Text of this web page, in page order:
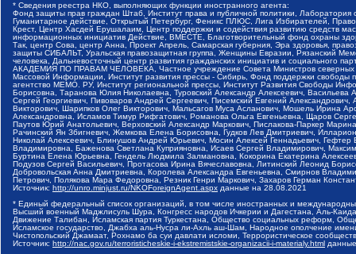
* Сведения реестра НКО, выполняющих функции иностранного агента:
Фонд защиты прав граждан Штаб, Институт права и публичной политики,
Гуманитарное действие, Открытый Петербург, Феникс ПЛЮС, Лига Избирателей,
Крест, Центр Хасдей Ерушалаим, Центр поддержки и содействия развитию средств
информационных инициатив Действие, ВМЕСТЕ, Благотворительный фонд охраны
Так, центр Сова, центр Анна, Проект Апрель, Самарская губерния, Эра здоровья,
защиты СИБАЛЬТ, Уральская правозащитная группа, Женщины Евразии, Рязанский
человека, Дальневосточный центр развития гражданских инициатив и социального
АКАДЕМИЯ ПО ПРАВАМ ЧЕЛОВЕКА, Частное учреждение Совета Министров северных
Массовой Информации, Институт развития прессы - Сибирь, Фонд поддержки
агентство МЕМО. РУ, Институт региональной прессы, Институт Развития Свободы
Борисовна, Таранова Юлия Николаевна, Туровский Александр Алексеевич,
Сергей Георгиевич, Пивоваров Андрей Сергеевич, Писемский Евгений
Викторович, Шарипков Олег Викторович, Мальсагов Муса Асланович, Мошель Ирина
Александровна, Исламов Тимур Рифгатович, Романова Ольга Евгеньевна, Щаров
Паутов Юрий Анатольевич, Верховский Александр Маркович, Пислакова-Паркер
Рачинский Ян Збигневич, Жемкова Елена Борисовна, Гудков Лев Дмитриевич,
Николай Алексеевич, Блинушов Андрей Юрьевич, Мосин Алексей Геннадьевич,
Владимировна, Баженова Светлана Куприяновна, Исаев Сергей Владимирович,
Буртина Елена Юрьевна, Гендель Людмила Залмановна, Кокорина Екатерина
Подузов Сергей Васильевич, Протасова Ирина Вячеславовна, Литинский Леонид
Добровольская Анна Дмитриевна, Королева Александра Евгеньевна, Смирнов
Петрович, Полякова Мара Федоровна, Резник Генри Маркович, Захаров Герман
Источник: http://unro.minjust.ru/NKOForeignAgent.aspx данные на 28.08.2021
* Единый федеральный список организаций, в том числе иностранных и
Высший военный Маджлисуль Шура, Конгресс народов Ичкерии и Дагестана, Аль-
Движение Талибан, Исламская партия Туркестана, Общество социальных реформ,
Исламское государство, Джабха аль-Нусра ли-Ахль аш-Шам, Народное ополчение
Чистопольский Джамаат, Рохнамо ба суи давлати исломи, Террористическое
Источник: http://nac.gov.ru/terroristicheskie-i-ekstremistskie-organizacii-i-materialy.html